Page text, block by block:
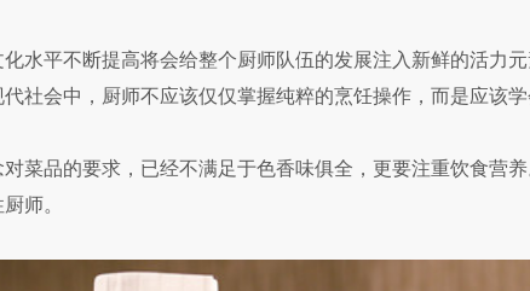
平不断提高将会给整个厨师队伍的发展注入新鲜的活力
社会中，厨师不应该仅仅掌握纯粹的烹饪操作，而是应该
菜品的要求，已经不满足于色香味俱全，更要注重饮食营
师。